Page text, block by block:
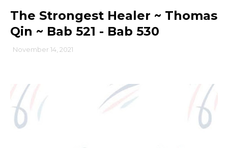
The Strongest Healer ~ Thomas
Qin ~ Bab 521 - Bab 530
November 14, 2021